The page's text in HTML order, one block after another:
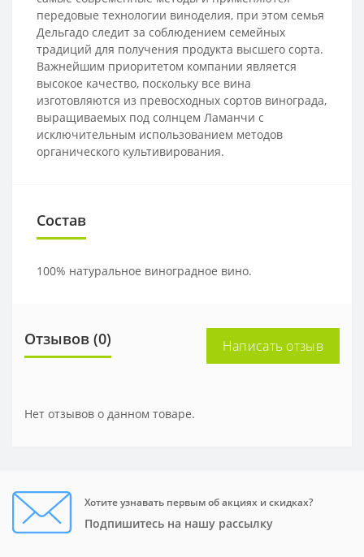
передовые технологии виноделия, при этом семья
Дельгадо следит за соблюдением семейных
традиций для получения продукта высшего сорта.
Важнейшим приоритетом компании является
высокое качество, поскольку все вина
изготовляются из превосходных сортов винограда,
выращиваемых под солнцем Ламанчи с
исключительным использованием методов
органического культивирования.
Состав
100% натуральное виноградное вино.
Отзывов (0) Написать отзыв
Нет отзывов о данном товаре.
Хотите узнавать первым об акциях и скидках?
Подпишитесь на нашу рассылку